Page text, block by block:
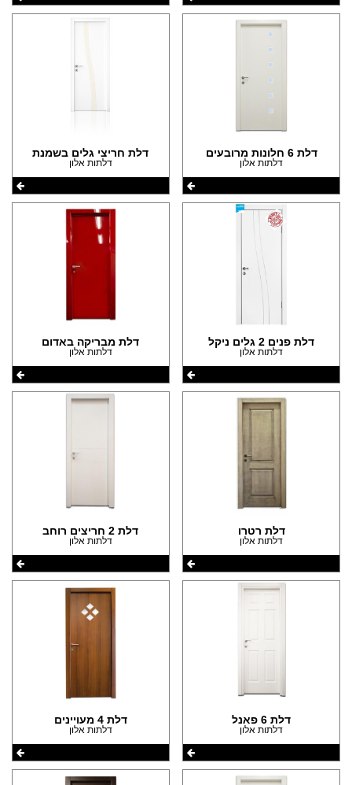
(10)
(1)
(60)
(37)
(29)
(2)
דלת 6 חלונות מרובעים
דלתות אלון
דלת חריצי גלים בשמנת
דלתות אלון
דלת פנים 2 גלים ניקל
דלתות אלון
דלת מבריקה באדום
דלתות אלון
דלת רטרו
דלתות אלון
דלת 2 חריצים רוחב
דלתות אלון
דלת 6 פאנל
דלתות אלון
דלת 4 מעויינים
דלתות אלון